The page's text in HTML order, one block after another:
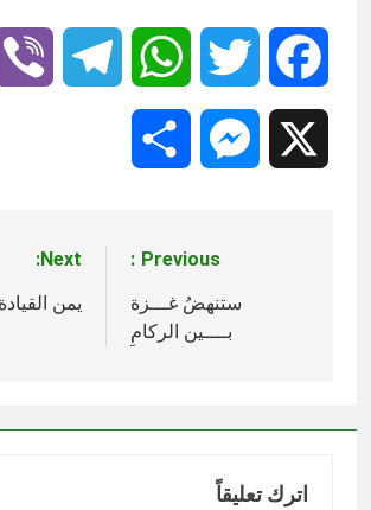
Facebook
Twitter
WhatsApp
Messenger
المقالات
Previous:
ستنهضُ غـــزة
بــــين الركامِ
Next:
يمن
اترك تعليقاً